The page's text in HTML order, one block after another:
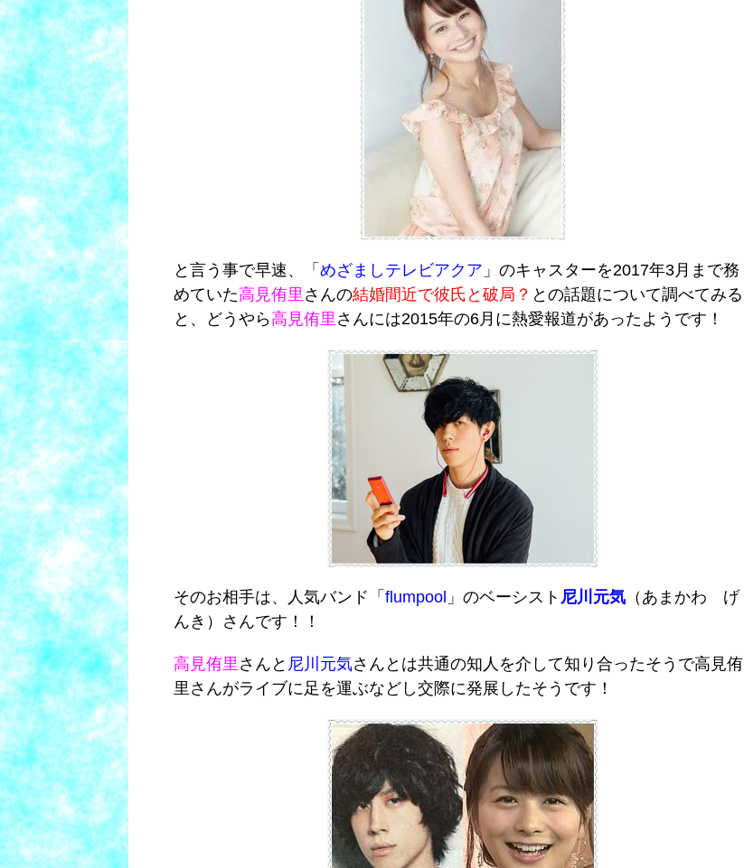
と言う事で早速、「 めざましテレビアクア 」のキャスターを2017年3月まで務
めていた高見侑里 さんの結婚間近で彼氏と破局？ との話題について調べてみる
と、どうやら高見侑里 さんには2015年の6月に熱愛報道があったようです！
そのお相手は、人気バンド「 flumpool 」のベーシスト 尼川元気 （あまかわ げ
んき）さんです！！
高見侑里 さんと 尼川元気さんとは共通の知人を介して知り合ったそうで高見侑
里さんがライブに足を運ぶなどし交際に発展したそうです！